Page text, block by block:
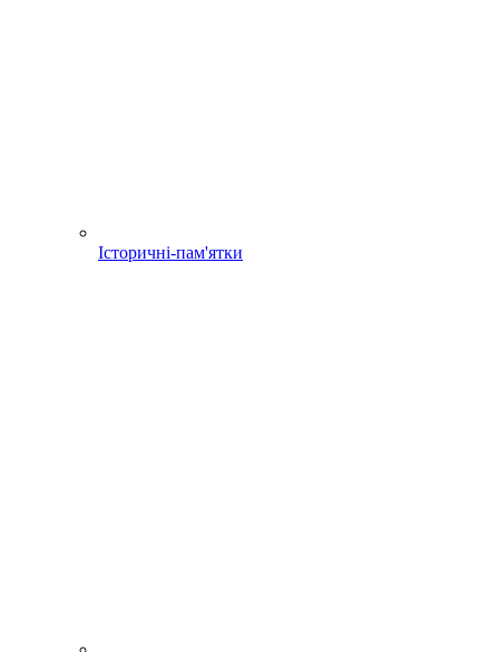
Історичні-пам'ятки